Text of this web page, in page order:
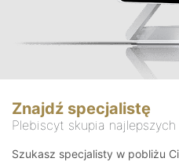
Znajdź specjalistę
Plebiscyt skupia
Szukasz specjalisty w pobliżu